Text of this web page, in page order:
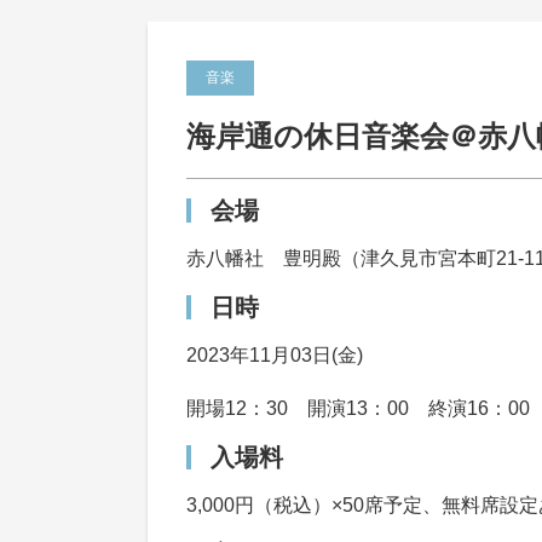
音楽
海岸通の休日音楽会＠赤
会場
赤八幡社 豊明殿（津久見市宮本町21-11
日時
2023年11月03日(金)
開場12：30 開演13：00 終演16：00
入場料
3,000円（税込）×50席予定、無料席設定